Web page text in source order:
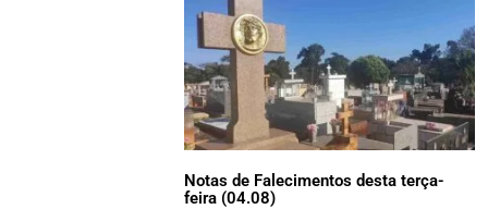
Notas de Falecimentos desta terça-
feira (04.08)